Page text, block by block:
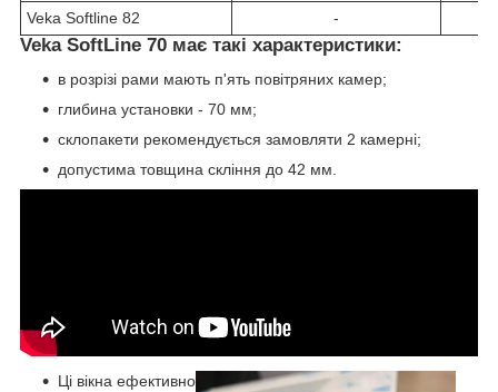
Veka Softline 82
-
Veka SoftLine 70 має такі характеристики:
в розрізі рами мають п'ять повітряних камер;
глибина установки - 70 мм;
склопакети рекомендується замовляти 2 камерні;
допустима товщина скління до 42 мм.
Ці вікна ефективно